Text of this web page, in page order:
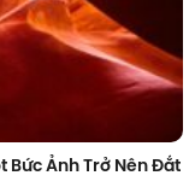
Bức Ảnh Trở Nên Đắt